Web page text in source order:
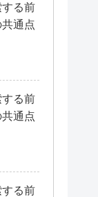
る前
通点
る前
通点
る前